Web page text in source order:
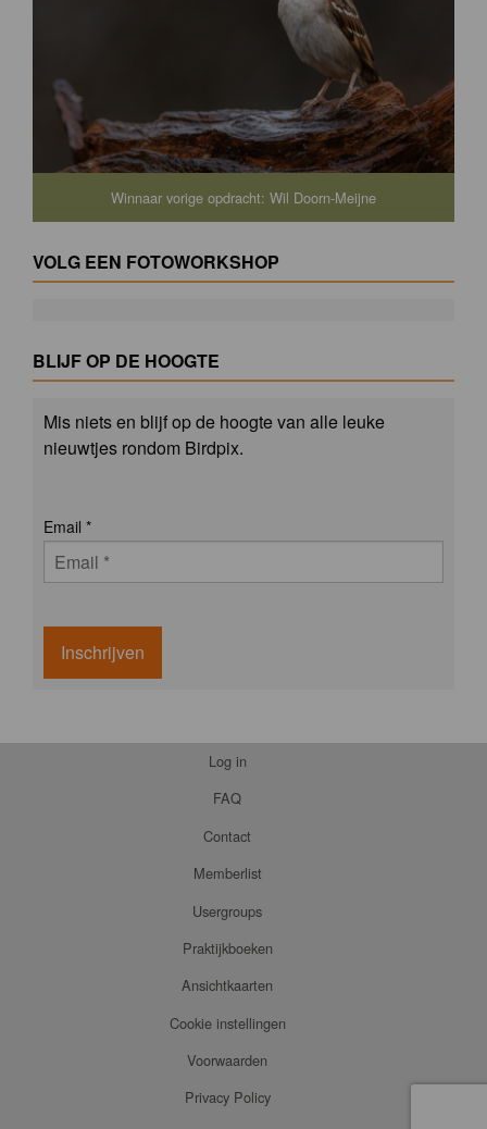
Winnaar vorige opdracht: Wil Doorn-Meijne
VOLG EEN FOTOWORKSHOP
BLIJF OP DE HOOGTE
Mis niets en blijf op de hoogte van alle leuke
nieuwtjes rondom Birdpix.
Email *
Inschrijven
Log in
FAQ
Contact
Memberlist
Usergroups
Praktijkboeken
Ansichtkaarten
Cookie instellingen
Voorwaarden
Privacy Policy